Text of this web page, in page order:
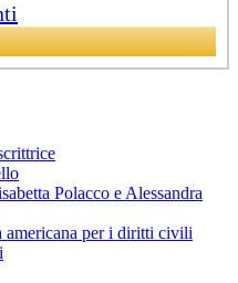
Polacco e Alessandra
per i diritti civili